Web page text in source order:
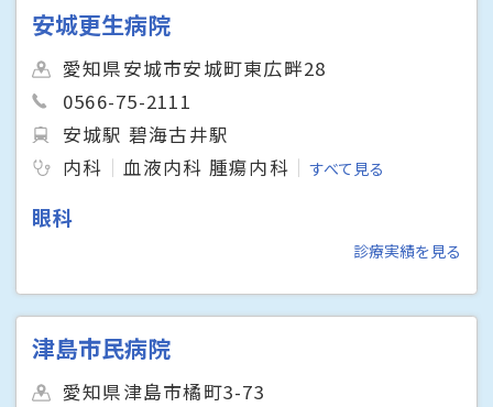
安城更生病院
愛知県安城市安城町東広畔28
0566-75-2111
安城駅 碧海古井駅
内科
血液内科 腫瘍内科 すべて見る
眼科
診療実績を見る
津島市民病院
愛知県津島市橘町3-73